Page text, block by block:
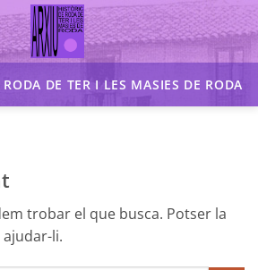
DE TER I LES MASIES DE RODA
trobar el que busca. Potser la
li.